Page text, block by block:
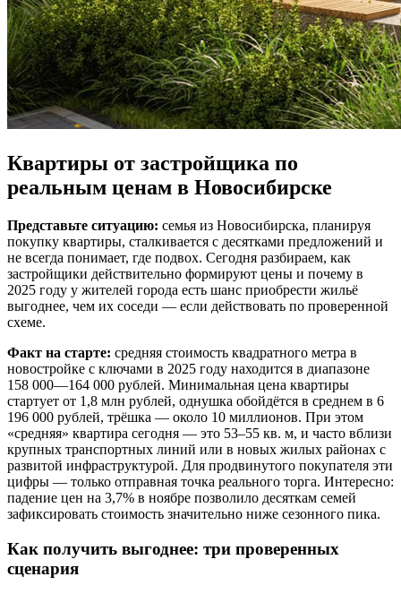
Квартиры от застройщика по
реальным ценам в Новосибирске
Представьте ситуацию: семья из Новосибирска, планируя
покупку квартиры, сталкивается с десятками предложений и
не всегда понимает, где подвох. Сегодня разбираем, как
застройщики действительно формируют цены и почему в
2025 году у жителей города есть шанс приобрести жильё
выгоднее, чем их соседи — если действовать по проверенной
схеме.
Факт на старте: средняя стоимость квадратного метра в
новостройке с ключами в 2025 году находится в диапазоне
158 000—164 000 рублей. Минимальная цена квартиры
стартует от 1,8 млн рублей, однушка обойдётся в среднем в 6
196 000 рублей, трёшка — около 10 миллионов. При этом
«средняя» квартира сегодня — это 53–55 кв. м, и часто вблизи
крупных транспортных линий или в новых жилых районах с
развитой инфраструктурой. Для продвинутого покупателя эти
цифры — только отправная точка реального торга. Интересно:
падение цен на 3,7% в ноябре позволило десяткам семей
зафиксировать стоимость значительно ниже сезонного пика.
Как получить выгоднее: три проверенных
сценария